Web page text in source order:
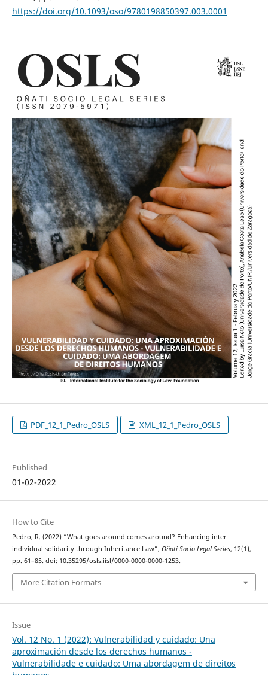
https://doi.org/10.1093/oso/9780198850397.003.0001
PDF_12_1_Pedro_OSLS XML_12_1_Pedro_OSLS
Published
01-02-2022
How to Cite
Pedro, R. (2022) “What goes around comes around? Enhancing inter
individual solidarity through Inheritance Law”, Oñati Socio-Legal Series, 12(1),
pp. 61–85. doi: 10.35295/osls.iisl/0000-0000-0000-1253.
More Citation Formats
Issue
Vol. 12 No. 1 (2022): Vulnerabilidad y cuidado: Una
aproximación desde los derechos humanos -
Vulnerabilidade e cuidado: Uma abordagem de direitos